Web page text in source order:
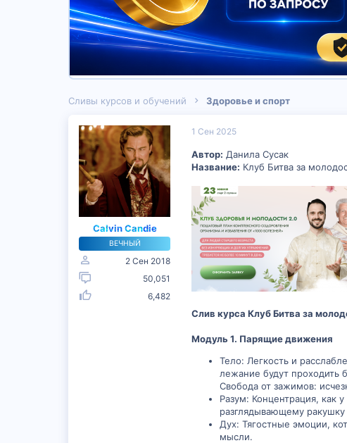
Сливы курсов и обучений Здоровье и спорт
Calvin Candie
ВЕЧНЫЙ
2 Сен 2018
50,051
6,482
1 Сен 2025
Автор: Данила Сусак
Название: Клуб Битва за
Слив курса Клуб Битва за
Модуль 1. Парящие движения
Тело: Легкость и
лежание будут проходить
Свобода от зажимов:
Разум: Концентрация, как
разглядывающему
Дух: Тягостные эмоции,
мысли.